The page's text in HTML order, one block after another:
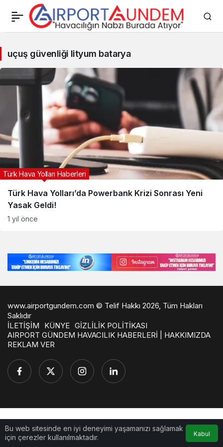
güvenliği
lityum
batarya
Haberleri
uçuş güvenliği lityum batarya
Türk Hava Yolları’da Powerbank Krizi Sonrası Yeni
Yasak Geldi!
Türk Hava Yolları Haberleri
1 yıl önce
Bu web sitesinde en iyi deneyimi yaşamanızı sağlamak
için çerezler kullanılmaktadır.
Kabul
www.airportgundem.com © Telif Hakkı 2026, Tüm Hakları
Saklıdır
İLETİŞİM
KÜNYE GİZLİLİK POLİTİKASI
AIRPORT GÜNDEM HAVACILIK HABERLERİ | HAKKIMIZDA
REKLAM VER